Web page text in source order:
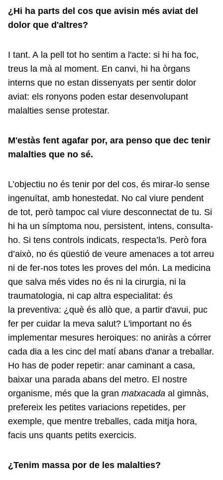
¿Hi ha parts del cos que avisin més aviat del
dolor que d'altres?
I tant. A la pell tot ho sentim a l'acte: si hi ha foc,
treus la mà al moment. En canvi, hi ha òrgans
interns que no estan dissenyats per sentir dolor
aviat: els ronyons poden estar desenvolupant
malalties sense protestar.
M'estàs fent agafar por, ara penso que dec tenir
malalties que no sé.
L’objectiu no és tenir por del cos, és mirar-lo sense
ingenuïtat, amb honestedat. No cal viure pendent
de tot, però tampoc cal viure desconnectat de tu. Si
hi ha un símptoma nou, persistent, intens, consulta-
ho. Si tens controls indicats, respecta’ls. Però fora
d’això, no és qüestió de veure amenaces a tot arreu
ni de fer-nos totes les proves del món. La medicina
que salva més vides no és ni la cirurgia, ni la
traumatologia, ni cap altra especialitat: és
la preventiva: ¿què és allò que, a partir d'avui, puc
fer per cuidar la meva salut? L'important no és
implementar mesures heroiques: no aniràs a córrer
cada dia a les cinc del matí abans d'anar a treballar.
Ho has de poder repetir: anar caminant a casa,
baixar una parada abans del metro. El nostre
organisme, més que la gran matxacada al gimnàs,
prefereix les petites variacions repetides, per
exemple, que mentre treballes, cada mitja hora,
facis uns quants petits exercicis.
¿Tenim massa por de les malalties?